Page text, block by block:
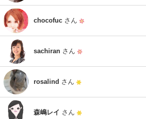
chocofuc さん
sachiran さん
rosalind さん
森嶋レイ さん